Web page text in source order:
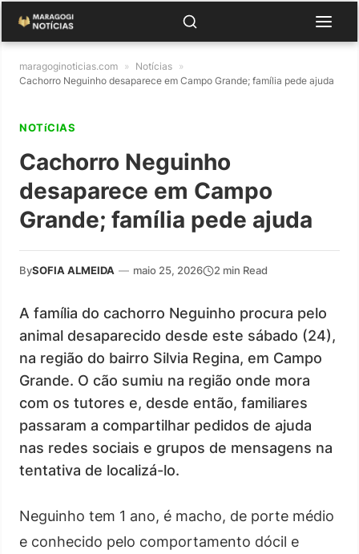
maragoginoticias.com » Notícias »
Cachorro Neguinho desaparece em Campo Grande; família pede ajuda
NOTíCIAS
Cachorro Neguinho
desaparece em Campo
Grande; família pede ajuda
BySOFIA ALMEIDA — maio 25, 2026 2 min Read
A família do cachorro Neguinho procura pelo
animal desaparecido desde este sábado (24),
na região do bairro Silvia Regina, em Campo
Grande. O cão sumiu na região onde mora
com os tutores e, desde então, familiares
passaram a compartilhar pedidos de ajuda
nas redes sociais e grupos de mensagens na
tentativa de localizá-lo.
Neguinho tem 1 ano, é macho, de porte médio
e conhecido pelo comportamento dócil e